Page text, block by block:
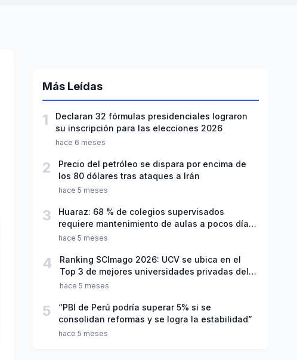
Más Leídas
1
Declaran 32 fórmulas presidenciales lograron
su inscripción para las elecciones 2026
hace 6 meses
2
Precio del petróleo se dispara por encima de
los 80 dólares tras ataques a Irán
hace 5 meses
3
Huaraz: 68 % de colegios supervisados
requiere mantenimiento de aulas a pocos días
de inicio del año escolar 2026
hace 5 meses
4
Ranking SCImago 2026: UCV se ubica en el
Top 3 de mejores universidades privadas del
Perú
hace 5 meses
5
“PBI de Perú podría superar 5% si se
consolidan reformas y se logra la estabilidad”
hace 5 meses